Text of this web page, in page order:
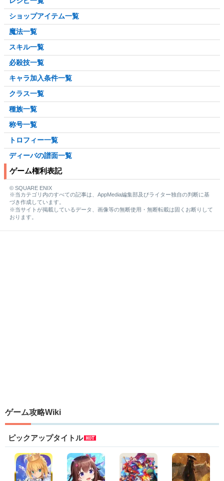
ショップアイテム一覧
魔法一覧
スキル一覧
必殺技一覧
キャラ加入条件一覧
クラス一覧
種族一覧
称号一覧
トロフィー一覧
ディーバの譜面一覧
ゲーム権利表記
© SQUARE ENIX
※当カテゴリ内のすべての記事は、AppMedia編集部及びライター独自の判断に基
づき作成しています。
※当サイトが掲載しているデータ、画像等の無断使用・無断転載は固くお断りして
おります。
ゲーム攻略Wiki
ピックアップタイトル